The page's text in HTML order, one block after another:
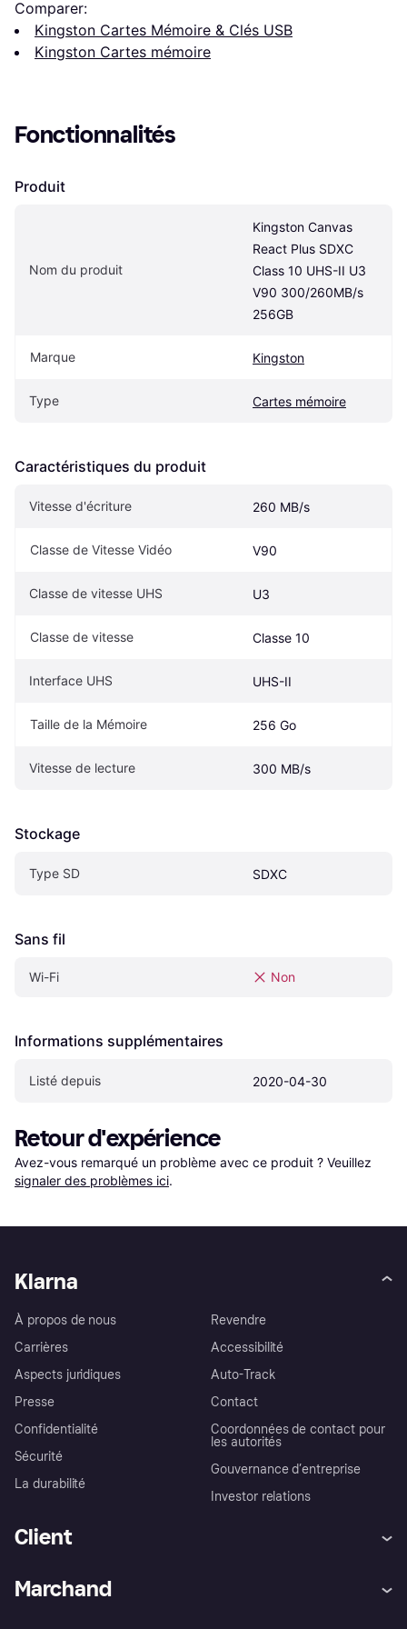
Comparer:
Kingston Cartes Mémoire & Clés USB
Kingston Cartes mémoire
Fonctionnalités
Produit
Nom du produit
Kingston Canvas
React Plus SDXC
Class 10 UHS-II U3 ​​
V90 300/260MB/s
256GB
Marque Kingston
Type Cartes mémoire
Caractéristiques du produit
Vitesse d'écriture 260 MB/s
Classe de Vitesse Vidéo V90
Classe de vitesse UHS U3
Classe de vitesse Classe 10
Interface UHS UHS-II
Taille de la Mémoire 256 Go
Vitesse de lecture 300 MB/s
Stockage
Type SD SDXC
Sans fil
Wi-Fi Non
Informations supplémentaires
Listé depuis 2020-04-30
Retour d'expérience
Avez-vous remarqué un problème avec ce produit ? Veuillez
signaler des problèmes ici.
Klarna
À propos de nous
Carrières
Aspects juridiques
Presse
Confidentialité
Sécurité
La durabilité
Revendre
Accessibilité
Auto-Track
Contact
Coordonnées de contact pour
les autorités
Gouvernance d’entreprise
Investor relations
Client
Marchand